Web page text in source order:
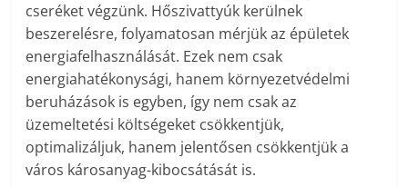
cseréket végzünk. Hőszivattyúk kerülnek
beszerelésre, folyamatosan mérjük az épületek
energiafelhasználását. Ezek nem csak
energiahatékonysági, hanem környezetvédelmi
beruházások is egyben, így nem csak az
üzemeltetési költségeket csökkentjük,
optimalizáljuk, hanem jelentősen csökkentjük a
város károsanyag-kibocsátását is.